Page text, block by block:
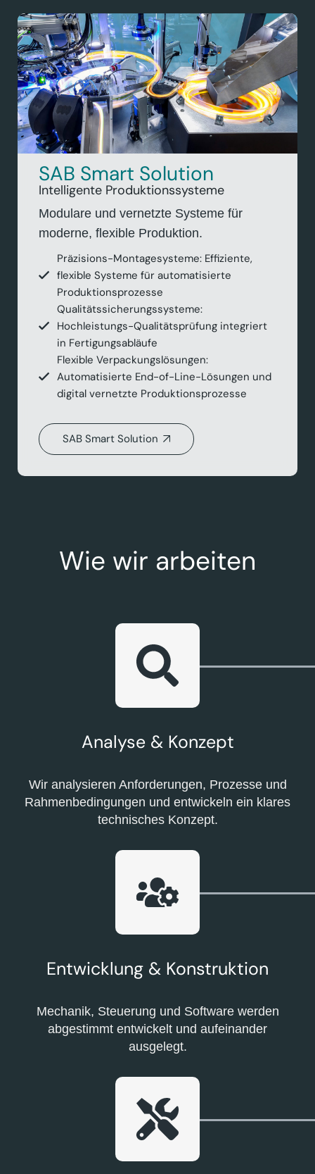
SAB Smart Solution
Intelligente Produktionssysteme
Modulare und vernetzte Systeme für
moderne, flexible Produktion.
Präzisions-Montagesysteme: Effiziente,
flexible Systeme für automatisierte
Produktionsprozesse
Qualitätssicherungssysteme:
Hochleistungs-Qualitätsprüfung integriert
in Fertigungsabläufe
Flexible Verpackungslösungen:
Automatisierte End-of-Line-Lösungen und
digital vernetzte Produktionsprozesse
SAB Smart Solution
Wie wir arbeiten
Analyse & Konzept
Wir analysieren Anforderungen, Prozesse und
Rahmenbedingungen und entwickeln ein klares
technisches Konzept.
Entwicklung & Konstruktion
Mechanik, Steuerung und Software werden
abgestimmt entwickelt und aufeinander
ausgelegt.